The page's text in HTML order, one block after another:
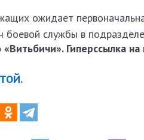
ожидает
боевой службы в
Гиперссылка на